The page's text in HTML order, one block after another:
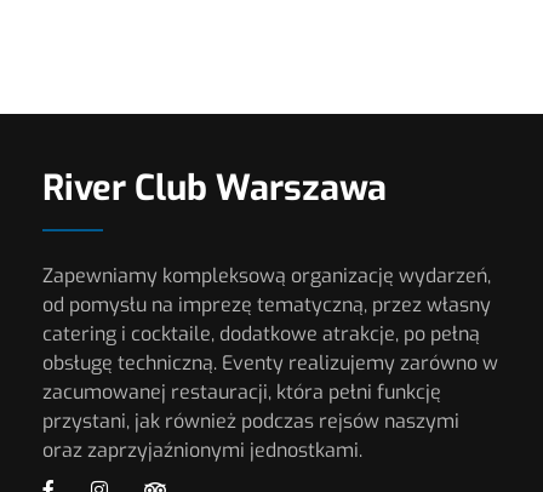
River Club Warszawa
Zapewniamy kompleksową organizację wydarzeń,
od pomysłu na imprezę tematyczną, przez własny
catering i cocktaile, dodatkowe atrakcje, po pełną
obsługę techniczną. Eventy realizujemy zarówno w
zacumowanej restauracji, która pełni funkcję
przystani, jak również podczas rejsów naszymi
oraz zaprzyjaźnionymi jednostkami.